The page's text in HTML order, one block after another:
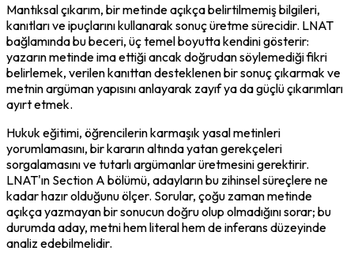
Mantıksal çıkarım, bir metinde açıkça belirtilmemiş bilgileri,
kanıtları ve ipuçlarını kullanarak sonuç üretme sürecidir. LNAT
bağlamında bu beceri, üç temel boyutta kendini gösterir:
yazarın metinde ima ettiği ancak doğrudan söylemediği fikri
belirlemek, verilen kanıttan desteklenen bir sonuç çıkarmak ve
metnin argüman yapısını anlayarak zayıf ya da güçlü çıkarımları
ayırt etmek.
Hukuk eğitimi, öğrencilerin karmaşık yasal metinleri
yorumlamasını, bir kararın altında yatan gerekçeleri
sorgalamasını ve tutarlı argümanlar üretmesini gerektirir.
LNAT'ın Section A bölümü, adayların bu zihinsel süreçlere ne
kadar hazır olduğunu ölçer. Sorular, çoğu zaman metinde
açıkça yazmayan bir sonucun doğru olup olmadığını sorar; bu
durumda aday, metni hem literal hem de inferans düzeyinde
analiz edebilmelidir.